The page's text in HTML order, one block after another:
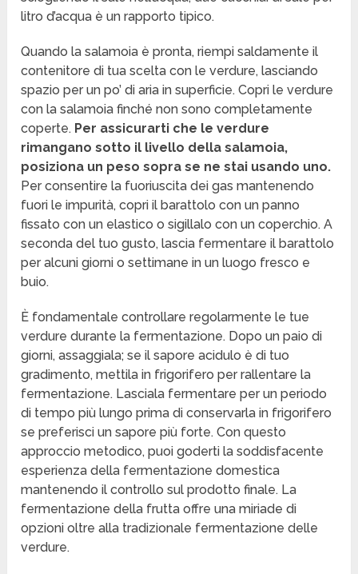
litro d’acqua è un rapporto tipico.
Quando la salamoia è pronta, riempi saldamente il
contenitore di tua scelta con le verdure, lasciando
spazio per un po’ di aria in superficie. Copri le verdure
con la salamoia finché non sono completamente
coperte. Per assicurarti che le verdure
rimangano sotto il livello della salamoia,
posiziona un peso sopra se ne stai usando uno.
Per consentire la fuoriuscita dei gas mantenendo
fuori le impurità, copri il barattolo con un panno
fissato con un elastico o sigillalo con un coperchio. A
seconda del tuo gusto, lascia fermentare il barattolo
per alcuni giorni o settimane in un luogo fresco e
buio.
È fondamentale controllare regolarmente le tue
verdure durante la fermentazione. Dopo un paio di
giorni, assaggiala; se il sapore acidulo è di tuo
gradimento, mettila in frigorifero per rallentare la
fermentazione. Lasciala fermentare per un periodo
di tempo più lungo prima di conservarla in frigorifero
se preferisci un sapore più forte. Con questo
approccio metodico, puoi goderti la soddisfacente
esperienza della fermentazione domestica
mantenendo il controllo sul prodotto finale. La
fermentazione della frutta offre una miriade di
opzioni oltre alla tradizionale fermentazione delle
verdure.